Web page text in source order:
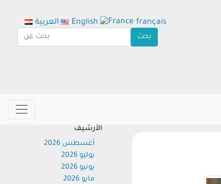
الأرشيف
أغسطس 2026
يوليو 2026
يونيو 2026
مايو 2026
العربية English français